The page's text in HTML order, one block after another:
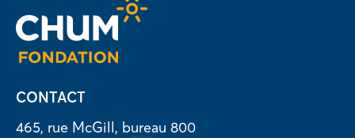
CONTACT
465, rue McGill, bureau 800